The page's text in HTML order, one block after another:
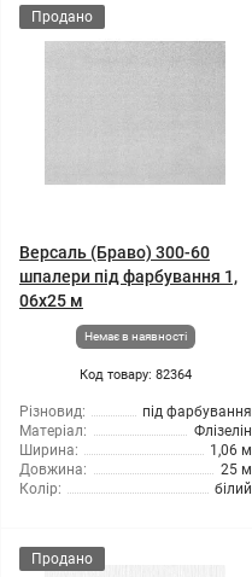
Продано
Версаль (Браво) 300-60
шпалери під фарбування 1,
06x25 м
Немає в наявності
Код товару: 82364
Різновид:
під фарбування
Матеріал:
Флізелін
Ширина:
1,06 м
Довжина:
25 м
Колір:
білий
Продано